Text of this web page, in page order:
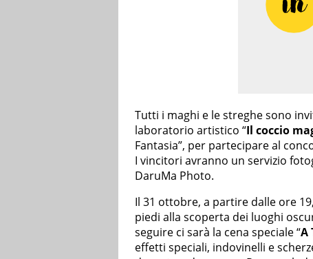
Tutti i maghi e le streghe sono
laboratorio artistico “Il coccio
Fantasia”, per partecipare al
I vincitori avranno un servizio
DaruMa Photo.
Il 31 ottobre, a partire dalle ore
piedi alla scoperta dei luoghi
seguire ci sarà la cena speciale “A
effetti speciali, indovinelli e